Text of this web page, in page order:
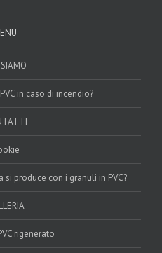
in caso di incendio?
produce con i granuli in PVC?
rigenerato